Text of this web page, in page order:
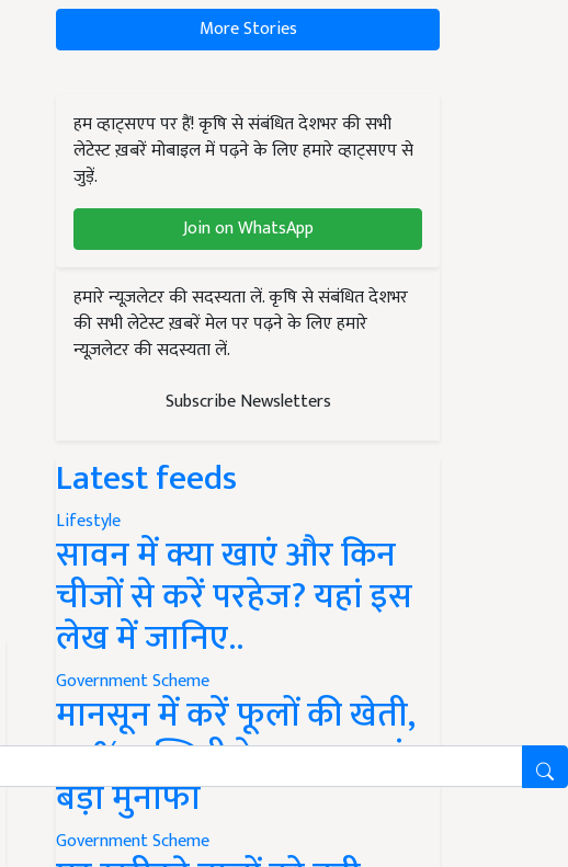
More Stories
हम व्हाट्सएप पर हैं! कृषि से संबंधित देशभर की सभी
लेटेस्ट ख़बरें मोबाइल में पढ़ने के लिए हमारे व्हाट्सएप से
जुड़ें.
Join on WhatsApp
हमारे न्यूज़लेटर की सदस्यता लें. कृषि से संबंधित देशभर
की सभी लेटेस्ट ख़बरें मेल पर पढ़ने के लिए हमारे
न्यूज़लेटर की सदस्यता लें.
Subscribe Newsletters
Latest feeds
Lifestyle
सावन में क्या खाएं और किन
चीजों से करें परहेज? यहां इस
लेख में जानिए..
Government Scheme
मानसून में करें फूलों की खेती,
50% सब्सिडी के साथ कमाएं
बड़ा मुनाफा
Government Scheme